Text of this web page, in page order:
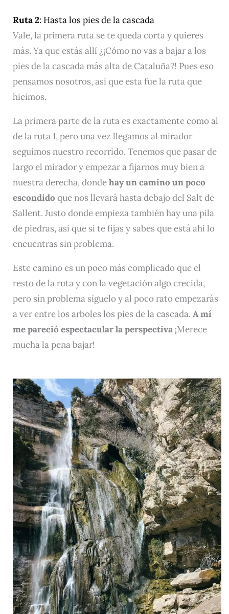
Ruta 2: Hasta los pies de la cascada
Vale, la primera ruta se te queda corta y quieres
más. Ya que estás allí ¿¡Cómo no vas a bajar a los
pies de la cascada más alta de Cataluña?! Pues eso
pensamos nosotros, así que esta fue la ruta que
hicimos.
La primera parte de la ruta es exactamente como al
de la ruta 1, pero una vez llegamos al mirador
seguimos nuestro recorrido. Tenemos que pasar de
largo el mirador y empezar a fijarnos muy bien a
nuestra derecha, dondehay un camino un poco
escondido que nos llevará hasta debajo del Salt de
Sallent. Justo donde empieza también hay una pila
de piedras, así que si te fijas y sabes que está ahí lo
encuentras sin problema.
Este camino es un poco más complicado que el
resto de la ruta y con la vegetación algo crecida,
pero sin problema síguelo y al poco rato empezarás
a ver entre los arboles los pies de la cascada. A mí
me pareció espectacular la perspectiva ¡Merece
mucha la pena bajar!